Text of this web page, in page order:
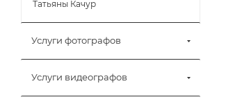
Татьяны Качур
Услуги фотографов
Услуги видеографов